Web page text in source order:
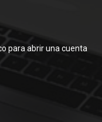
para abrir una cuenta